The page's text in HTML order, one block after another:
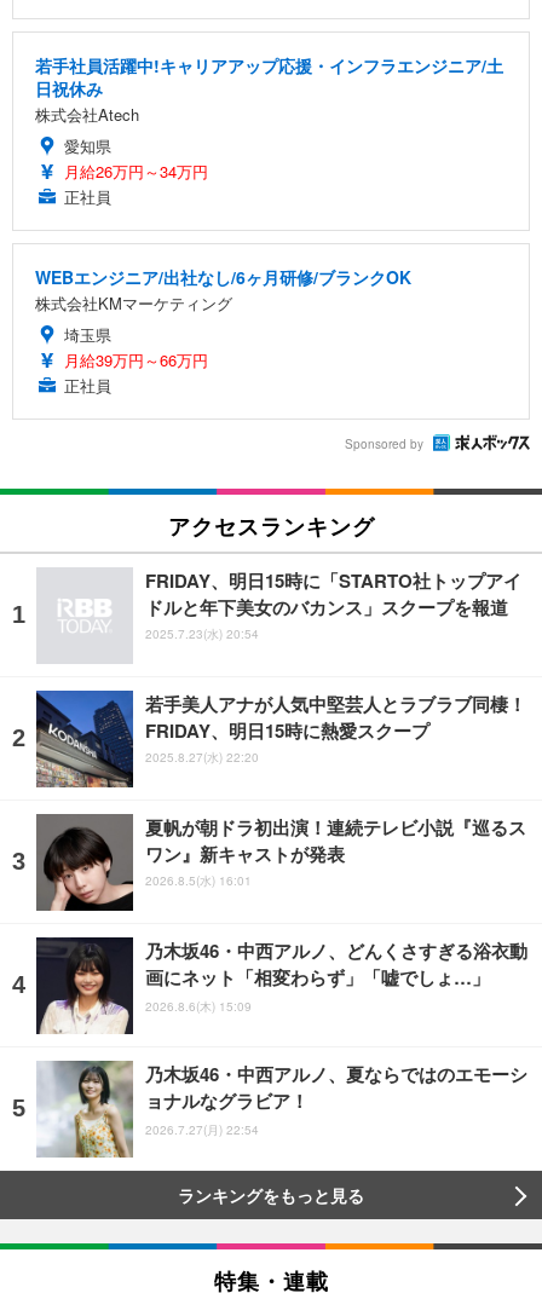
若手社員活躍中!キャリアアップ応援・インフラエンジニア/土
日祝休み
株式会社Atech
愛知県
月給26万円～34万円
正社員
WEBエンジニア/出社なし/6ヶ月研修/ブランクOK
株式会社KMマーケティング
埼玉県
月給39万円～66万円
正社員
Sponsored by
アクセスランキング
FRIDAY、明日15時に「STARTO社トップアイ
ドルと年下美女のバカンス」スクープを報道
2025.7.23(水) 20:54
若手美人アナが人気中堅芸人とラブラブ同棲！
FRIDAY、明日15時に熱愛スクープ
2025.8.27(水) 22:20
夏帆が朝ドラ初出演！連続テレビ小説『巡るス
ワン』新キャストが発表
2026.8.5(水) 16:01
乃木坂46・中西アルノ、どんくさすぎる浴衣動
画にネット「相変わらず」「嘘でしょ…」
2026.8.6(木) 15:09
乃木坂46・中西アルノ、夏ならではのエモーシ
ョナルなグラビア！
2026.7.27(月) 22:54
ランキングをもっと見る
特集・連載